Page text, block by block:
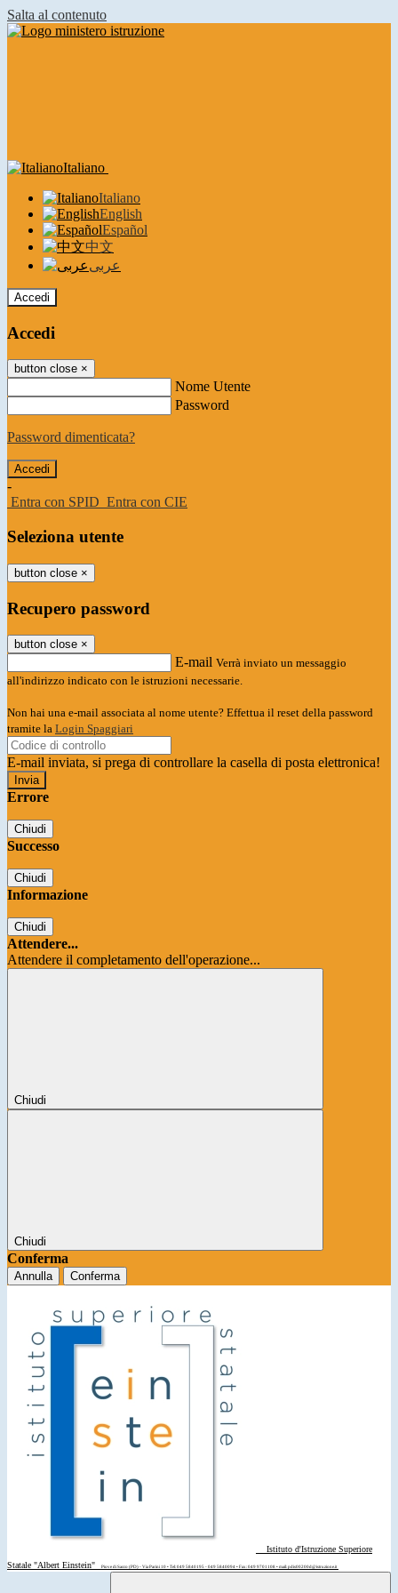
Salta al contenuto
Italiano
Italiano
English
Español
中文
عربى
Accedi
Accedi
button close ×
Nome Utente
Password
Password dimenticata?
-
Entra con SPID Entra con CIE
Seleziona utente
button close ×
Recupero password
button close ×
E-mail Verrà inviato un messaggio
all'indirizzo indicato con le istruzioni necessarie.
Non hai una e-mail associata al nome utente? Effettua il reset della password
tramite la Login Spaggiari
E-mail inviata, si prega di controllare la casella di posta elettronica!
Errore
Chiudi
Successo
Chiudi
Informazione
Chiudi
Attendere...
Attendere il completamento dell'operazione...
Chiudi
Chiudi
Conferma
Annulla Conferma
Istituto d'Istruzione Superiore
Statale "Albert Einstein"
Piove di Sacco (PD) - Via Parini 10 • Tel: 049 5840195 - 049 5840094 • Fax: 049 9701108 • mail: pdis00200d@istruzione.it